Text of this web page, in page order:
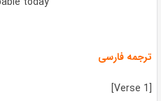
ترجمه فارسی
[Verse 1]